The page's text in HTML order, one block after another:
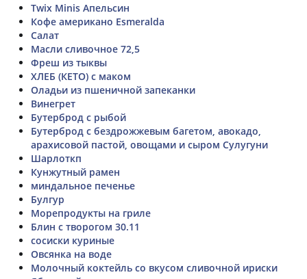
Twix Minis Апельсин
Кофе американо Esmeralda
Салат
Масли сливочное 72,5
Фреш из тыквы
ХЛЕБ (КЕТО) с маком
Оладьи из пшеничной запеканки
Винегрет
Бутерброд с рыбой
Бутерброд с бездрожжевым багетом, авокадо,
арахисовой пастой, овощами и сыром Сулугуни
Шарлоткп
Кунжутный рамен
миндальное печенье
Булгур
Морепродукты на гриле
Блин с творогом 30.11
сосиски куриные
Овсянка на воде
Молочный коктейль со вкусом сливочной ириски